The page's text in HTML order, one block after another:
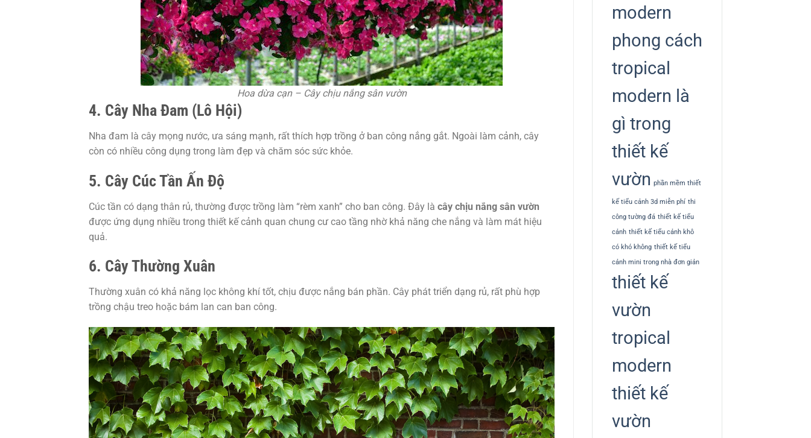
Hoa dừa cạn – Cây chịu nắng sân vườn
4. Cây Nha Đam (Lô Hội)
Nha đam là cây mọng nước, ưa sáng mạnh, rất thích hợp trồng ở ban công nắng gắt. Ngoài làm cảnh, cây
còn có nhiều công dụng trong làm đẹp và chăm sóc sức khỏe.
5. Cây Cúc Tần Ấn Độ
Cúc tần có dạng thân rủ, thường được trồng làm “rèm xanh” cho ban công. Đây là cây chịu nắng sân vườn
được ứng dụng nhiều trong thiết kế cảnh quan chung cư cao tầng nhờ khả năng che nắng và làm mát hiệu
quả.
6. Cây Thường Xuân
Thường xuân có khả năng lọc không khí tốt, chịu được nắng bán phần. Cây phát triển dạng rủ, rất phù hợp
trồng chậu treo hoặc bám lan can ban công.
modern
phong cách
tropical
modern là
gì trong
thiết kế
vườn phần mềm thiết
kế tiểu cảnh 3d miễn phí thi
công tường đá thiết kế tiểu
cảnh thiết kế tiểu cảnh khô
có khó không thiết kế tiểu
cảnh mini trong nhà đơn giản
thiết kế
vườn
tropical
modern
thiết kế
vườn